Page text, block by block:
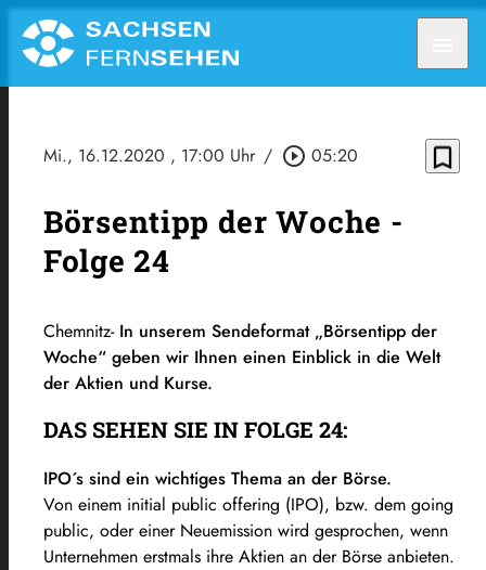
Mi., 16.12.2020 , 17:00 Uhr / play_circle_outline 05:20 bookmark_border
Börsentipp der Woche -
Folge 24
Chemnitz- In unserem Sendeformat „Börsentipp der
Woche“ geben wir Ihnen einen Einblick in die Welt
der Aktien und Kurse.
DAS SEHEN SIE IN FOLGE 24:
IPO´s sind ein wichtiges Thema an der Börse.
Von einem initial public offering (IPO), bzw. dem going
public, oder einer Neuemission wird gesprochen, wenn
Unternehmen erstmals ihre Aktien an der Börse anbieten.